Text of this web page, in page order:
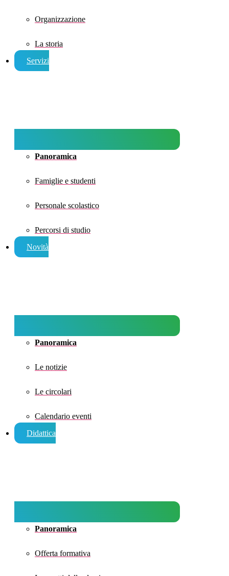
Organizzazione
La storia
Servizi
Panoramica
Famiglie e studenti
Personale scolastico
Percorsi di studio
Novità
Panoramica
Le notizie
Le circolari
Calendario eventi
Didattica
Panoramica
Offerta formativa